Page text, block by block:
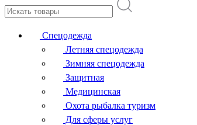
Спецодежда
Летняя спецодежда
Зимняя спецодежда
Защитная
Медицинская
Охота рыбалка туризм
Для сферы услуг